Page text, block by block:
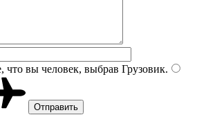
что вы человек, выбрав Грузовик.